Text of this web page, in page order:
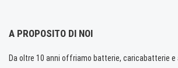
A PROPOSITO DI NOI
Da oltre 10 anni offriamo batterie, caricabatterie